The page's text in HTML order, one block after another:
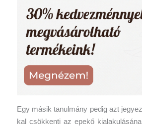
Egy másik tanulmány pedig azt
kal csökkenti az epekő